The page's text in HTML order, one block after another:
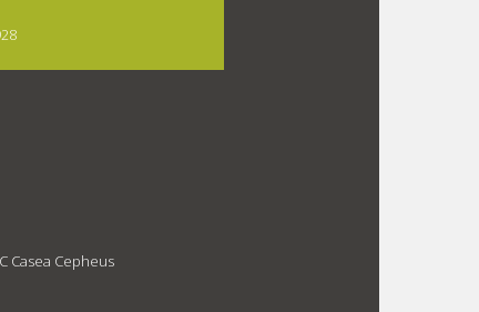
Casea Cepheus